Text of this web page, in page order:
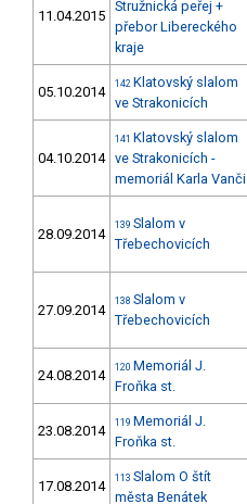
11.04.2015
Stružnická peřej +
přebor Libereckého
kraje
05.10.2014 142 Klatovský slalom
ve Strakonicích
04.10.2014
141 Klatovský slalom
ve Strakonicích -
memoriál Karla Vanči
28.09.2014
139 Slalom v
Třebechovicích
27.09.2014
138 Slalom v
Třebechovicích
24.08.2014 120 Memoriál J.
Froňka st.
23.08.2014 119 Memoriál J.
Froňka st.
17.08.2014 113 Slalom O štít
města Benátek